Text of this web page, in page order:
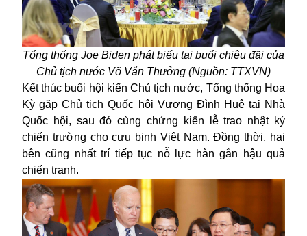
Tổng thống Joe Biden phát biểu tại buổi chiêu đãi của
Chủ tịch nước Võ Văn Thưởng (Nguồn: TTXVN)
Kết thúc buổi hội kiến Chủ tịch nước, Tổng thống Hoa
Kỳ gặp Chủ tịch Quốc hội Vương Đình Huệ tại Nhà
Quốc hội, sau đó cùng chứng kiến lễ trao nhật ký
chiến trường cho cựu binh Việt Nam. Đồng thời, hai
bên cũng nhất trí tiếp tục nỗ lực hàn gắn hậu quả
chiến tranh.